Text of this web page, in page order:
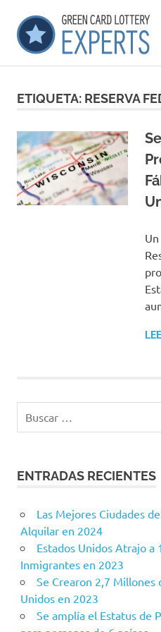
contenido
Experts
ETIQUETA: RESERVA
ENTRADAS RECIENTES
Las Mejores Ciudades
Alquilar en 2024
Estados Unidos Atrajo a
Inmigrantes en 2023
Se Crearon 2,7 Millones
Unidos en 2023
Se amplía el Estatus de